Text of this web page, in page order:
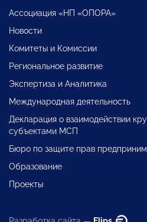
Ассоциация «НП «ОПОРА»
Новости
Комитеты и Комиссии
Региональное развитие
Экспертиза и Аналитика
Международная деятельность
Декларация о взаимодействии
субъектами МСП
Бюро по защите прав
Образование
Проекты